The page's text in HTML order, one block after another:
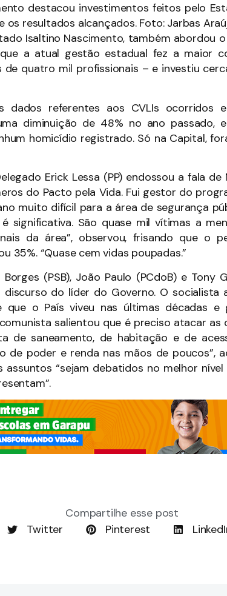
destacou investimentos feitos pelo
os resultados alcançados. Foto: Jarbas
Isaltino Nascimento, também abordou
que a atual gestão estadual fez a maior
de quatro mil profissionais – e investiu
dados referentes aos CVLIs ocorridos
diminuição de 48% no ano passado,
homicídio registrado. Só na Capital,
Erick Lessa (PP) endossou a fala de
do Pacto pela Vida. Fui gestor do
muito difícil para a área de segurança
significativa. São quase mil vítimas a
da área”, observou, frisando que o
35%. “Quase cem vidas poupadas.”
(PSB), João Paulo (PCdoB) e Tony
do líder do Governo. O socialista
que o País viveu nas últimas décadas e
salientou que é preciso atacar as
de saneamento, de habitação e de
de poder e renda nas mãos de poucos”,
“sejam debatidos no melhor
Compartilhe esse post
Twitter Pinterest